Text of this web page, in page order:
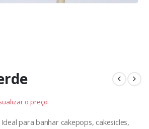
o preço
para banhar cakepops, cakesicles,